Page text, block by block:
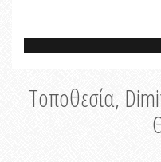
Τοποθεσία,